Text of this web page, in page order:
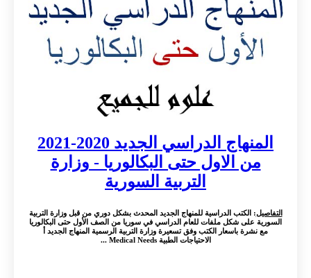
المنهاج الدراسي الجديد 2020-2021
من الاول حتى البكالوريا - وزارة
التربية السورية
التفاصيل: الكتب الدراسية للمنهاج الجديد المحدث بشكل دوري من قبل وزارة التربية
السورية على شكل ملفات للعام الدراسي في سوريا من الصف الأول حتى البكالوريا
مع نشرة باسعار الكتب وفق تسعيرة وزارة التربية الرسمية المنهاج الجديد أ
الاحتياجات الطبية Medical Needs ...